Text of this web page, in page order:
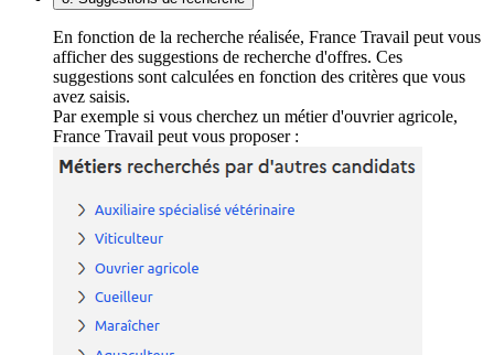
En fonction de la recherche réalisée, France Travail peut vous
afficher des suggestions de recherche d'offres. Ces
suggestions sont calculées en fonction des critères que vous
avez saisis.
Par exemple si vous cherchez un métier d'ouvrier agricole,
France Travail peut vous proposer :